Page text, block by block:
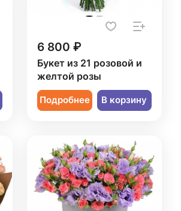
6 800 ₽
Букет из 21 розовой и
желтой розы
Подробнее В корзину